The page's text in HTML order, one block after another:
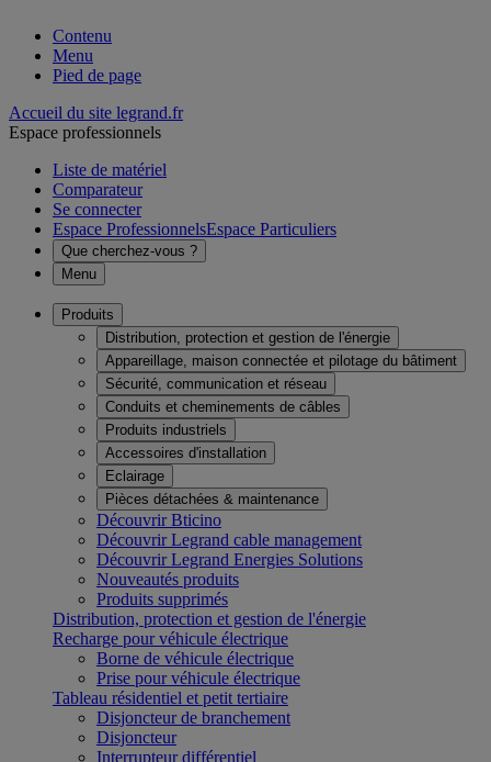
Contenu
Menu
Pied de page
Accueil du site legrand.fr
Espace professionnels
Liste de matériel
Comparateur
Se connecter
Espace ProfessionnelsEspace Particuliers
Que cherchez-vous ?
Menu
Produits
Distribution, protection et gestion de l'énergie
Appareillage, maison connectée et pilotage du bâtiment
Sécurité, communication et réseau
Conduits et cheminements de câbles
Produits industriels
Accessoires d'installation
Eclairage
Pièces détachées & maintenance
Découvrir Bticino
Découvrir Legrand cable management
Découvrir Legrand Energies Solutions
Nouveautés produits
Produits supprimés
Distribution, protection et gestion de l'énergie
Recharge pour véhicule électrique
Borne de véhicule électrique
Prise pour véhicule électrique
Tableau résidentiel et petit tertiaire
Disjoncteur de branchement
Disjoncteur
Interrupteur différentiel